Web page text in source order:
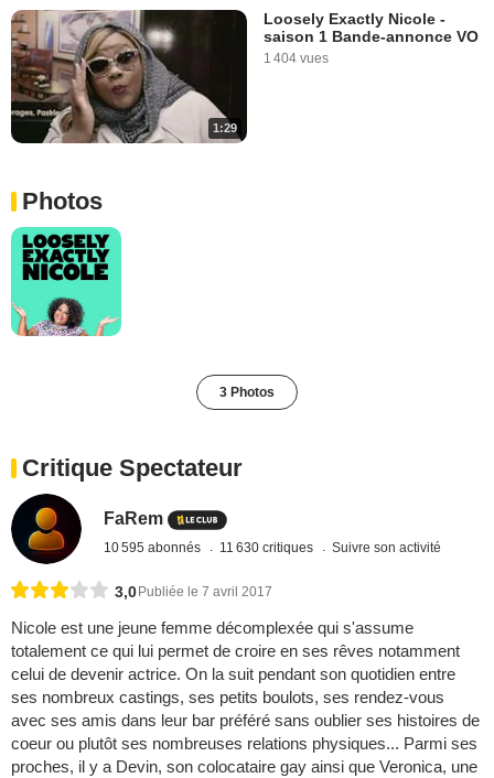
1:29
Loosely Exactly Nicole -
saison 1 Bande-annonce VO
1 404 vues
Photos
3 Photos
Critique Spectateur
FaRem
10 595 abonnés 11 630 critiques Suivre son activité
3,0 Publiée le 7 avril 2017
Nicole est une jeune femme décomplexée qui s'assume
totalement ce qui lui permet de croire en ses rêves notamment
celui de devenir actrice. On la suit pendant son quotidien entre
ses nombreux castings, ses petits boulots, ses rendez-vous
avec ses amis dans leur bar préféré sans oublier ses histoires de
coeur ou plutôt ses nombreuses relations physiques... Parmi ses
proches, il y a Devin, son colocataire gay ainsi que Veronica, une